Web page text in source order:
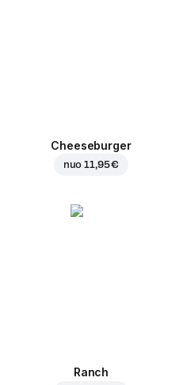
Cheeseburger
nuo11,95 €
Ranch